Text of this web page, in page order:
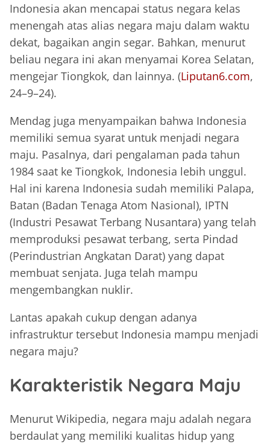
Indonesia akan mencapai status negara kelas
menengah atas alias negara maju dalam waktu
dekat, bagaikan angin segar. Bahkan, menurut
beliau negara ini akan menyamai Korea Selatan,
mengejar Tiongkok, dan lainnya. (Liputan6.com,
24–9–24).
Mendag juga menyampaikan bahwa Indonesia
memiliki semua syarat untuk menjadi negara
maju. Pasalnya, dari pengalaman pada tahun
1984 saat ke Tiongkok, Indonesia lebih unggul.
Hal ini karena Indonesia sudah memiliki Palapa,
Batan (Badan Tenaga Atom Nasional), IPTN
(Industri Pesawat Terbang Nusantara) yang telah
memproduksi pesawat terbang, serta Pindad
(Perindustrian Angkatan Darat) yang dapat
membuat senjata. Juga telah mampu
mengembangkan nuklir.
Lantas apakah cukup dengan adanya
infrastruktur tersebut Indonesia mampu menjadi
negara maju?
Karakteristik Negara Maju
Menurut Wikipedia, negara maju adalah negara
berdaulat yang memiliki kualitas hidup yang